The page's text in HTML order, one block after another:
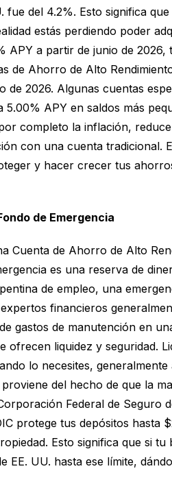
fue del 4.2%. Esto significa
estás perdiendo poder
APY a partir de junio de 2026,
de Ahorro de Alto
de 2026. Algunas cuentas
APY en saldos más
completo la inflación,
con una cuenta tradicional.
y hacer crecer tus
de Emergencia
Cuenta de Ahorro de Alto
es una reserva de
de empleo, una
financieros
gastos de manutención en
liquidez y seguridad.
lo necesites,
del hecho de que la
Federal de Seguro
protege tus depósitos hasta
Esto significa que si tu
UU. hasta ese límite,